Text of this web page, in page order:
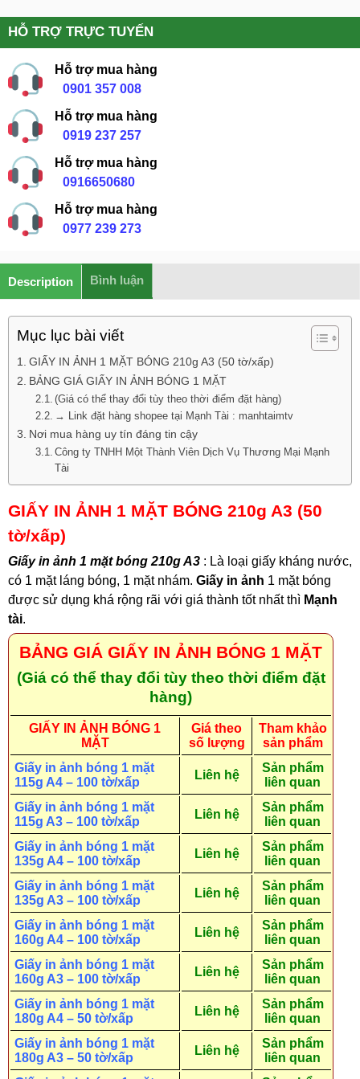
HỖ TRỢ TRỰC TUYẾN
Hỗ trợ mua hàng
0901 357 008
Hỗ trợ mua hàng
0919 237 257
Hỗ trợ mua hàng
0916650680
Hỗ trợ mua hàng
0977 239 273
Description Bình luận
Mục lục bài viết
GIẤY IN ẢNH 1 MẶT BÓNG 210g A3 (50 tờ/xấp)
BẢNG GIÁ GIẤY IN ẢNH BÓNG 1 MẶT
(Giá có thể thay đổi tùy theo thời điểm đặt hàng)
→ Link đặt hàng shopee tại Mạnh Tài : manhtaimtv
Nơi mua hàng uy tín đáng tin cậy
Công ty TNHH Một Thành Viên Dịch Vụ Thương Mại Mạnh
Tài
GIẤY IN ẢNH 1 MẶT BÓNG 210g A3 (50
tờ/xấp)
Giấy in ảnh 1 mặt bóng 210g A3 : Là loại giấy kháng nước,
có 1 mặt láng bóng, 1 mặt nhám. Giấy in ảnh 1 mặt bóng
được sử dụng khá rộng rãi với giá thành tốt nhất thì Mạnh
tài.
BẢNG GIÁ GIẤY IN ẢNH BÓNG 1 MẶT
(Giá có thể thay đổi tùy theo thời điểm đặt
hàng)
GIẤY IN ẢNH BÓNG 1
MẶT
Giá theo
số lượng
Tham khảo
sản phẩm
Giấy in ảnh bóng 1 mặt
115g A4 – 100 tờ/xấp
Liên hệ
Sản phẩm
liên quan
Giấy in ảnh bóng 1 mặt
115g A3 – 100 tờ/xấp
Liên hệ
Sản phẩm
liên quan
Giấy in ảnh bóng 1 mặt
135g A4 – 100 tờ/xấp
Liên hệ
Sản phẩm
liên quan
Giấy in ảnh bóng 1 mặt
135g A3 – 100 tờ/xấp
Liên hệ
Sản phẩm
liên quan
Giấy in ảnh bóng 1 mặt
160g A4 – 100 tờ/xấp
Liên hệ
Sản phẩm
liên quan
Giấy in ảnh bóng 1 mặt
160g A3 – 100 tờ/xấp
Liên hệ
Sản phẩm
liên quan
Giấy in ảnh bóng 1 mặt
180g A4 – 50 tờ/xấp
Liên hệ
Sản phẩm
liên quan
Giấy in ảnh bóng 1 mặt
180g A3 – 50 tờ/xấp
Liên hệ
Sản phẩm
liên quan